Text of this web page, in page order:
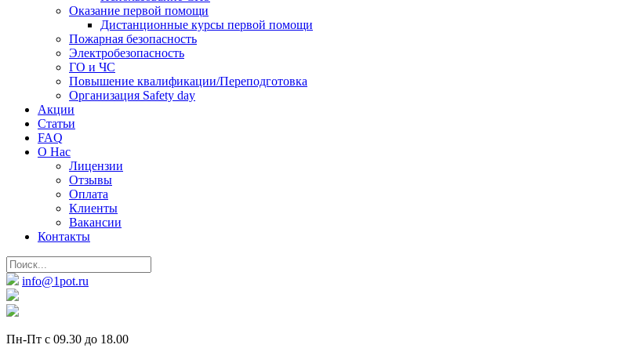
Оказание первой помощи
Дистанционные курсы первой помощи
Пожарная безопасность
Электробезопасность
ГО и ЧС
Повышение квалификации/Переподготовка
Организация Safety day
Акции
Статьи
FAQ
О Нас
Лицензии
Отзывы
Оплата
Клиенты
Вакансии
Контакты
info@1pot.ru
Пн-Пт с 09.30 до 18.00